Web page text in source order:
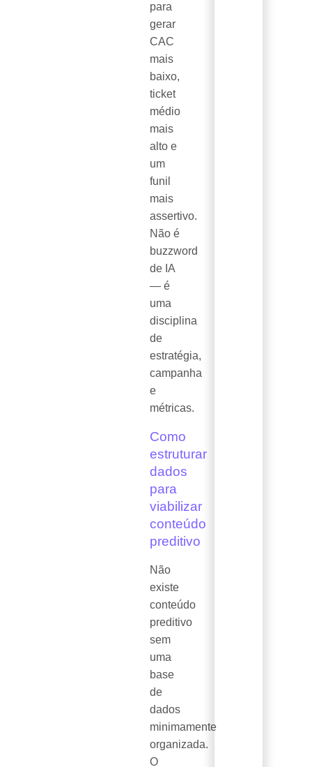
para
gerar
CAC
mais
baixo,
ticket
médio
mais
alto e
um
funil
mais
assertivo.
Não é
buzzword
de IA
— é
uma
disciplina
de
estratégia,
campanha
e
métricas.
Como
estruturar
dados
para
viabilizar
conteúdo
preditivo
Não
existe
conteúdo
preditivo
sem
uma
base
de
dados
minimamente
organizada.
O